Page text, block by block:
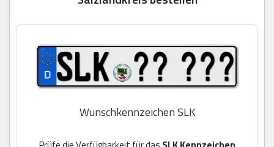
Wunschkennzeichen SLK